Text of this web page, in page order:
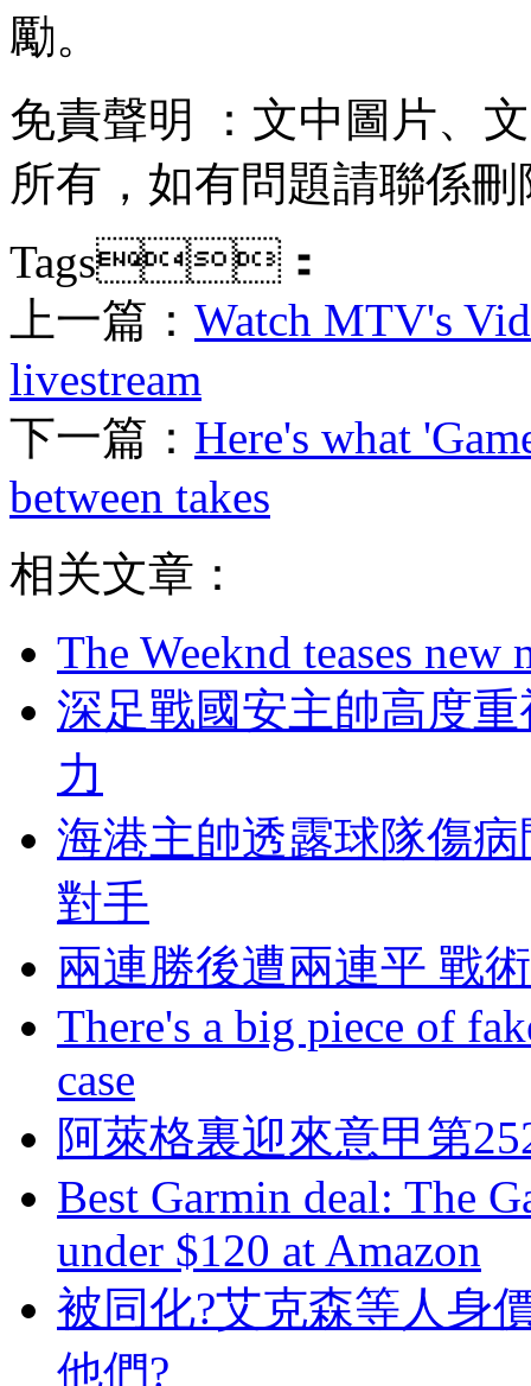
勵。
免責聲明 ：文中圖片
所有，如有問題請聯係刪除
Tags：
上一篇： Watch MTV's
livestream
下一篇： Here's what
between takes
相关文章：
The Weeknd teases
深足戰國安主帥高度重
力
海港主帥透露球隊傷
對手
兩連勝後遭兩連平 戰
There's a big piece of
case
阿萊格裏迎來意甲第
Best Garmin deal: The
under $120 at Amazon
被同化?艾克森等人身
他們?